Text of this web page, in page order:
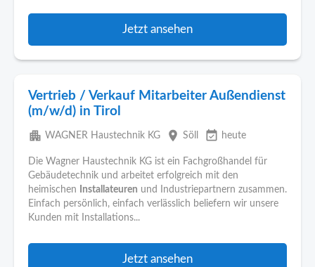
Jetzt ansehen
Vertrieb / Verkauf Mitarbeiter Außendienst
(m/w/d) in Tirol
apartment WAGNER Haustechnik KG place Söll event_available heute
Die Wagner Haustechnik KG ist ein Fachgroßhandel für
Gebäudetechnik und arbeitet erfolgreich mit den
heimischen
Installateuren und Industriepartnern zusammen.
Einfach persönlich, einfach verlässlich beliefern wir unsere
Kunden mit Installations...
Jetzt ansehen